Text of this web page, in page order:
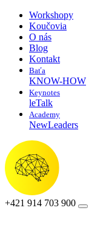
Workshopy
Koučovia
O nás
Blog
Kontakt
Baťa
KNOW-HOW
Keynotes
leTalk
Academy
NewLeaders
+421 914 703 900